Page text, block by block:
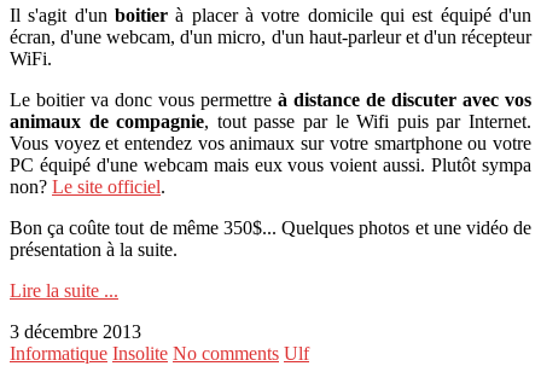
Il s'agit d'un boitier à placer à votre domicile qui est équipé d'un
écran, d'une webcam, d'un micro, d'un haut-parleur et d'un récepteur
WiFi.
Le boitier va donc vous permettre à distance de discuter avec vos
animaux de compagnie, tout passe par le Wifi puis par Internet.
Vous voyez et entendez vos animaux sur votre smartphone ou votre
PC équipé d'une webcam mais eux vous voient aussi. Plutôt sympa
non? Le site officiel.
Bon ça coûte tout de même 350$... Quelques photos et une vidéo de
présentation à la suite.
Lire la suite ...
3 décembre 2013
Informatique Insolite No comments Ulf